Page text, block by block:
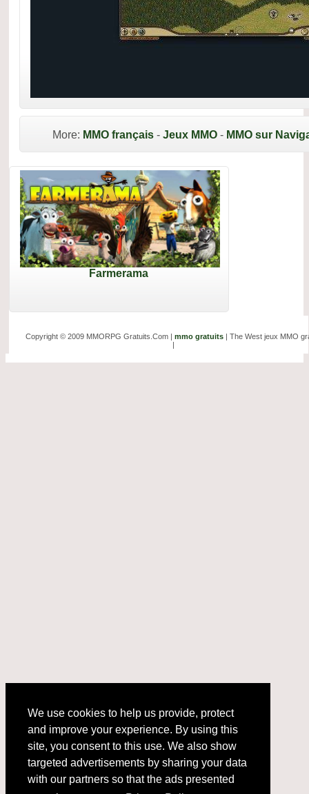
and improve your experience. By using this
site, you consent to this use. We also show
targeted advertisements by sharing your data
with our partners so that the ads presented
are relevant to you. Privacy Policy
We use cookies to help us provide, protect
and improve your experience. By using this
site, you consent to this use. We also show
targeted advertisements by sharing your data
with our partners so that the ads presented
More: MMO français - Jeux MMO - MMO sur
Farmerama
Copyright © 2009 MMORPG Gratuits.Com | mmo gratuits| The West jeux MMO
|